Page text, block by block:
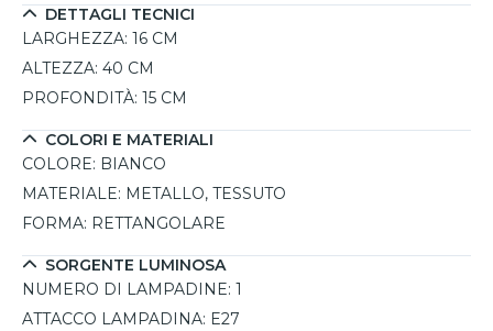
con lampadine LED o a risparmio energetico, acquistabili
separatamente, offre un’illuminazione efficiente e
duratura. Disponibile in diverse varianti di colore, per
adattarsi al meglio alle esigenze di ogni spazio.
DETTAGLI TECNICI
LARGHEZZA: 16 CM
ALTEZZA: 40 CM
PROFONDITÀ: 15 CM
COLORI E MATERIALI
COLORE: BIANCO
MATERIALE: METALLO, TESSUTO
FORMA: RETTANGOLARE
SORGENTE LUMINOSA
NUMERO DI LAMPADINE: 1
ATTACCO LAMPADINA: E27